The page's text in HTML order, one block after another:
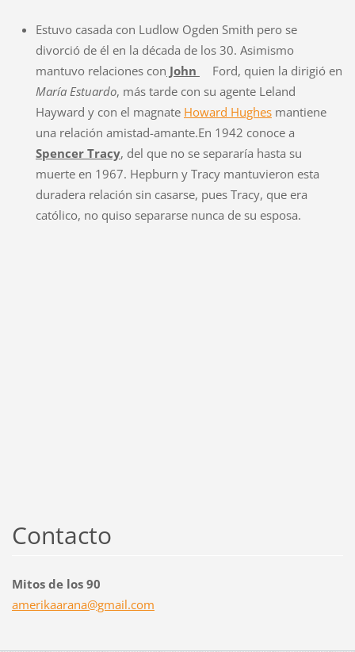
Estuvo casada con Ludlow Ogden Smith pero se
divorció de él en la década de los 30. Asimismo
mantuvo relaciones con John
Ford, quien la dirigió en
María Estuardo, más tarde con su agente Leland
Hayward y con el magnate Howard Hughesmantiene
una relación amistad-amante.En 1942 conoce a
Spencer Tracy, del que no se separaría hasta su
muerte en 1967. Hepburn y Tracy mantuvieron esta
duradera relación sin casarse, pues Tracy, que era
católico, no quiso separarse nunca de su esposa.
Contacto
Mitos de los 90
amerikaarana@gmail.com